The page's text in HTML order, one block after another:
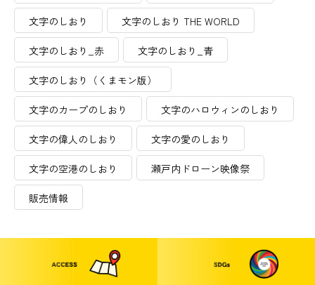
文字のしおり 文字のしおり THE WORLD
文字のしおり_赤 文字のしおり_青
文字のしおり（くまモン版）
文字のカープのしおり 文字のハロウィンのしおり
文字の偉人のしおり 文字の愛のしおり
文字の空港のしおり 瀬戸内ドローン映像祭
販売情報